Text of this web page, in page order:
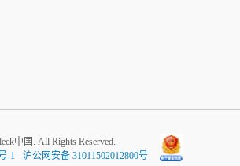
中国. All Rights Reserved.
-1
沪公网安备 31011502012800号